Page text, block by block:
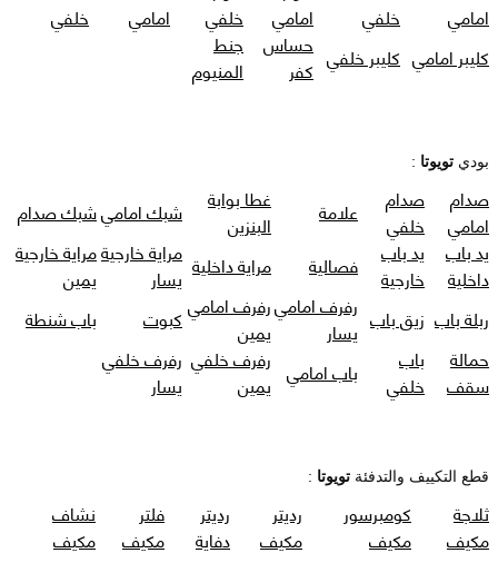
امامي
خلفي
امامي
خلفي
امامي
خلفي
كليبر امامي كليبر خلفي حساس
كفر
جنط
المنيوم
بودي تويوتا :
صدام
امامي
صدام
خلفي
علامة
غطا بوابة
البنزين
شبك اماميشبك صدام
يد باب
داخلية
يد باب
خارجية
فصالية مراية داخلية مراية خارجية
يسار
مراية خارجية
يمين
ربلة باب زيق باب رفرف امامي
يسار
رفرف امامي
يمين
كبوت
باب شنطة
حمالة
سقف
باب
خلفي
باب امامي رفرف خلفي
يمين
رفرف خلفي
يسار
قطع التكييف والتدفئة تويوتا :
ثلاجة
مكيف
كومبرسور
مكيف
رديتر
مكيف
رديتر
دفاية
فلتر
مكيف
نشاف
مكيف